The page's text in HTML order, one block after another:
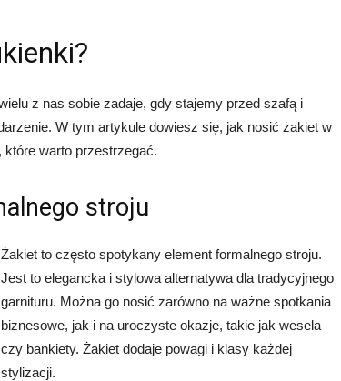
z nas sobie zadaje, gdy stajemy przed szafą i
W tym artykule dowiesz się, jak nosić żakiet w
które warto przestrzegać.
stroju
Żakiet to często spotykany element formalnego stroju.
Jest to elegancka i stylowa alternatywa dla tradycyjnego
garnituru. Można go nosić zarówno na ważne spotkania
biznesowe, jak i na uroczyste okazje, takie jak wesela
czy bankiety. Żakiet dodaje powagi i klasy każdej
stylizacji.